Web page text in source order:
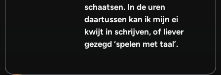
schaatsen. In de uren
daartussen kan ik mijn ei
kwijt in schrijven, of liever
gezegd ‘spelen met taal’.